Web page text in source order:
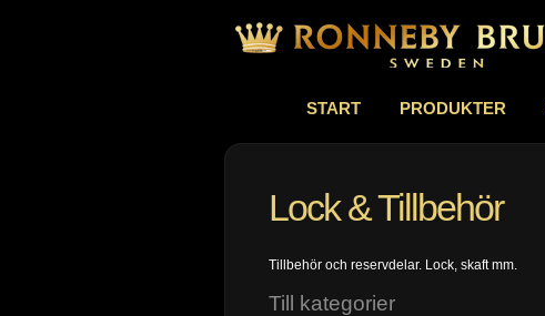
START PRODUKTER
Lock & Tillbehör
Tillbehör och reservdelar. Lock, skaft mm.
Till kategorier